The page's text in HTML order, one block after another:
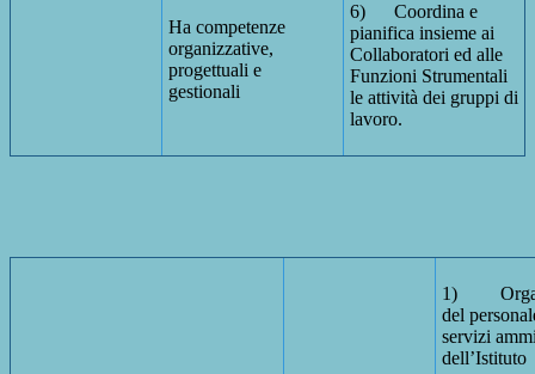
Ha competenze
organizzative,
progettuali e
gestionali
6) Coordina e
pianifica insieme ai
Collaboratori ed alle
Funzioni Strumentali
le attività dei gruppi di
lavoro.
1)
del
servizi
dell’Istituto